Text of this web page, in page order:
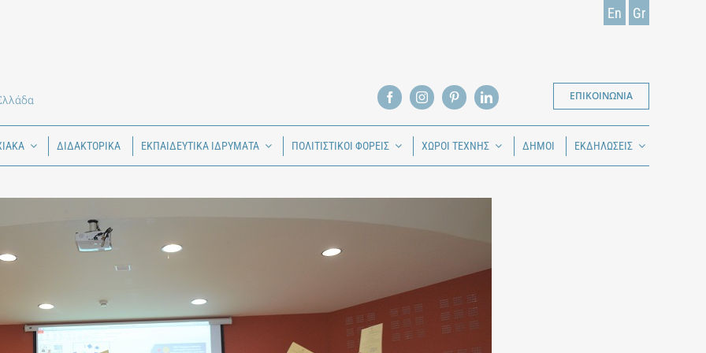
En Gr
ΕΠΙΚΟΙΝΩΝΙΑ
ΔΙΔΑΚΤΟΡΙΚΑ ΕΚΠΑΙΔΕΥΤΙΚΑ ΙΔΡΥΜΑΤΑ ΠΟΛΙΤΙΣΤΙΚΟΙ ΦΟΡΕΙΣ ΧΩΡΟΙ ΤΕΧΝΗΣ ΔΗΜΟΙ ΕΚΔΗΛΩΣΕΙΣ